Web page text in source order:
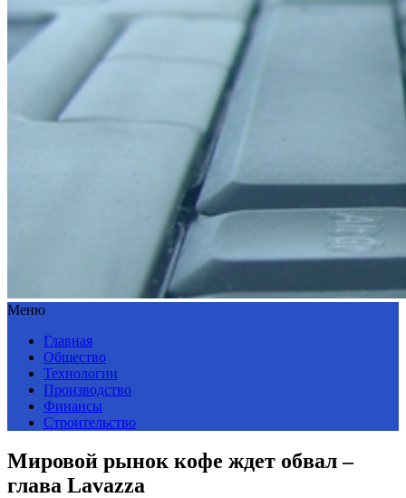
Меню
Главная
Общество
Технологии
Производство
Финансы
Строительство
Мировой рынок кофе ждет обвал –
глава Lavazza